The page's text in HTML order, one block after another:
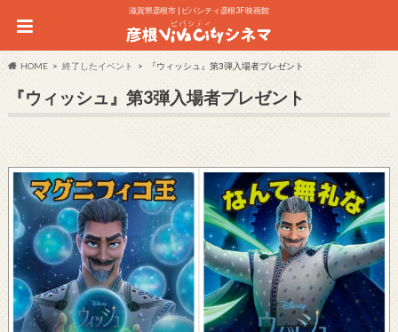
滋賀県彦根市 | ビバシティ彦根3F 映画館
HOME 終了したイベント 『ウィッシュ』第3弾入場者プレゼント
『ウィッシュ』第3弾入場者プレゼント